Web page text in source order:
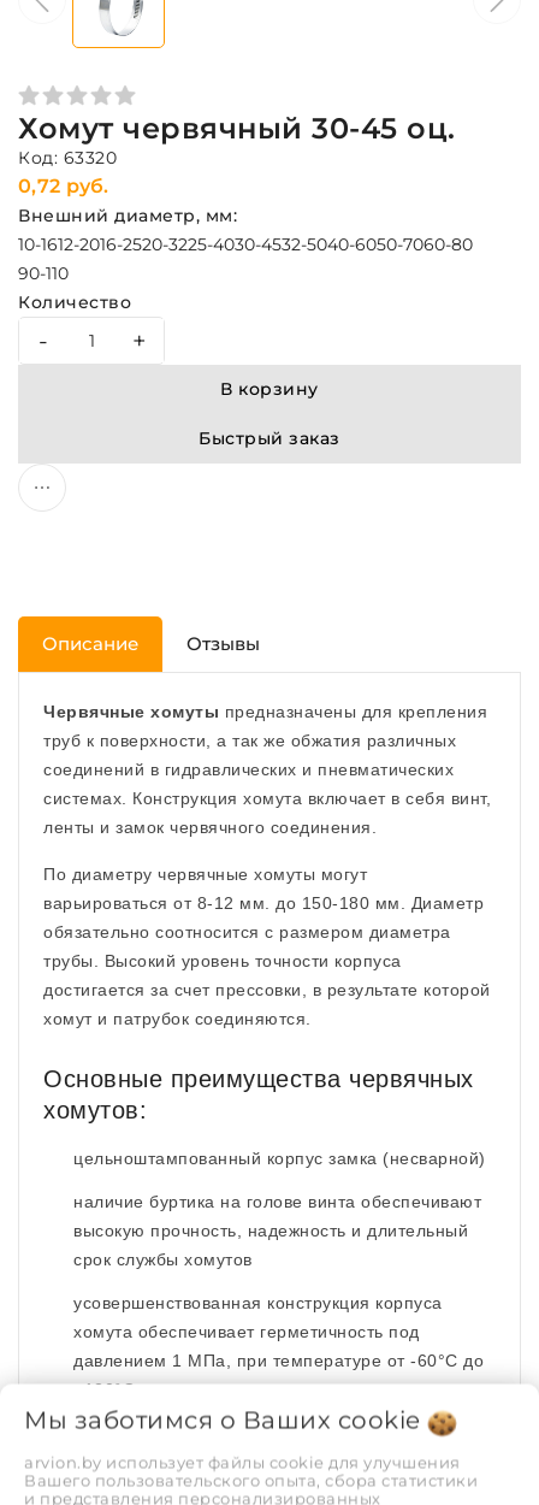
Хомут червячный 30-45 оц.
Код: 63320
0,72 руб.
Внешний диаметр, мм:
10-1612-2016-2520-3225-4030-4532-5040-6050-7060-80
90-110
Количество
- +
В корзину
Быстрый заказ
Описание Отзывы
Червячные хомуты предназначены для крепления
труб к поверхности, а так же обжатия различных
соединений в гидравлических и пневматических
системах. Конструкция хомута включает в себя винт,
ленты и замок червячного соединения.
По диаметру червячные хомуты могут
варьироваться от 8-12 мм. до 150-180 мм. Диаметр
обязательно соотносится с размером диаметра
трубы. Высокий уровень точности корпуса
достигается за счет прессовки, в результате которой
хомут и патрубок соединяются.
Основные преимущества червячных
хомутов:
цельноштампованный корпус замка (несварной)
наличие буртика на голове винта обеспечивают
высокую прочность, надежность и длительный
срок службы хомутов
усовершенствованная конструкция корпуса
хомута обеспечивает герметичность под
давлением 1 МПа, при температуре от -60°С до
+120°С
головка винта имеет комбинированный паз
«крест» и «прямой шлиц»>
Мы заботимся о Ваших cookie
arvion.by использует файлы cookie для улучшения
Вашего пользовательского опыта, сбора статистики
и представления персонализированных